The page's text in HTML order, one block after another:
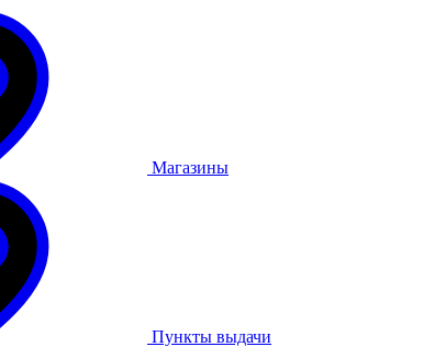
Магазины
Пункты выдачи